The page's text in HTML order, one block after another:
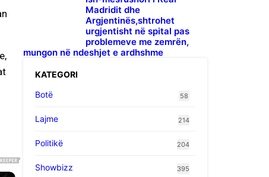
Madridit dhe
Argjentinës,shtrohet
urgjentisht në spital pas
problemeve me zemrën,
mungon në ndeshjet e ardhshme
KATEGORI
Botë
58
Lajme 214
Politikë 204
Showbizz 395